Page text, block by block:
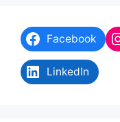
Facebook
LinkedIn